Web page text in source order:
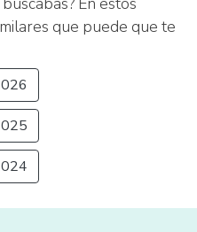
que puede que te